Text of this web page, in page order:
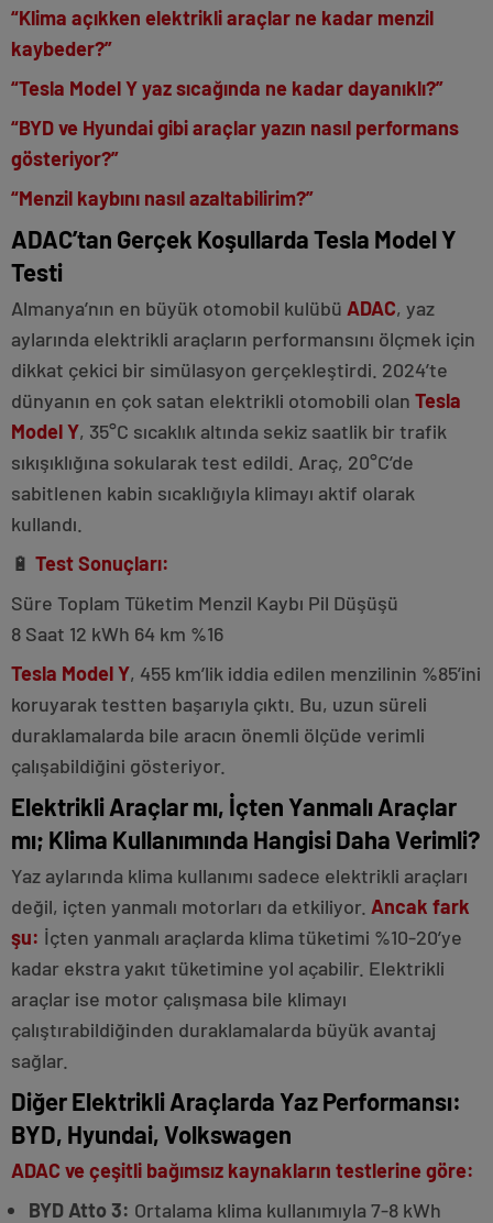
“Klima açıkken elektrikli araçlar ne kadar menzil
kaybeder?”
“Tesla Model Y yaz sıcağında ne kadar dayanıklı?”
“BYD ve Hyundai gibi araçlar yazın nasıl performans
gösteriyor?”
“Menzil kaybını nasıl azaltabilirim?”
ADAC’tan Gerçek Koşullarda Tesla Model Y
Testi
Almanya’nın en büyük otomobil kulübü ADAC, yaz
aylarında elektrikli araçların performansını ölçmek için
dikkat çekici bir simülasyon gerçekleştirdi. 2024’te
dünyanın en çok satan elektrikli otomobili olan Tesla
Model Y, 35°C sıcaklık altında sekiz saatlik bir trafik
sıkışıklığına sokularak test edildi. Araç, 20°C’de
sabitlenen kabin sıcaklığıyla klimayı aktif olarak
kullandı.
🔋 Test Sonuçları:
Süre Toplam Tüketim Menzil Kaybı Pil Düşüşü
8 Saat 12 kWh 64 km %16
Tesla Model Y, 455 km’lik iddia edilen menzilinin %85’ini
koruyarak testten başarıyla çıktı. Bu, uzun süreli
duraklamalarda bile aracın önemli ölçüde verimli
çalışabildiğini gösteriyor.
Elektrikli Araçlar mı, İçten Yanmalı Araçlar
mı; Klima Kullanımında Hangisi Daha Verimli?
Yaz aylarında klima kullanımı sadece elektrikli araçları
değil, içten yanmalı motorları da etkiliyor. Ancak fark
şu: İçten yanmalı araçlarda klima tüketimi %10-20’ye
kadar ekstra yakıt tüketimine yol açabilir. Elektrikli
araçlar ise motor çalışmasa bile klimayı
çalıştırabildiğinden duraklamalarda büyük avantaj
sağlar.
Diğer Elektrikli Araçlarda Yaz Performansı:
BYD, Hyundai, Volkswagen
ADAC ve çeşitli bağımsız kaynakların testlerine göre:
BYD Atto 3: Ortalama klima kullanımıyla 7-8 kWh